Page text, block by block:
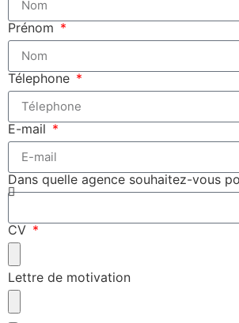
Prénom
Télephone
E-mail
Dans quelle agence souhaitez-vous
CV
Lettre de motivation